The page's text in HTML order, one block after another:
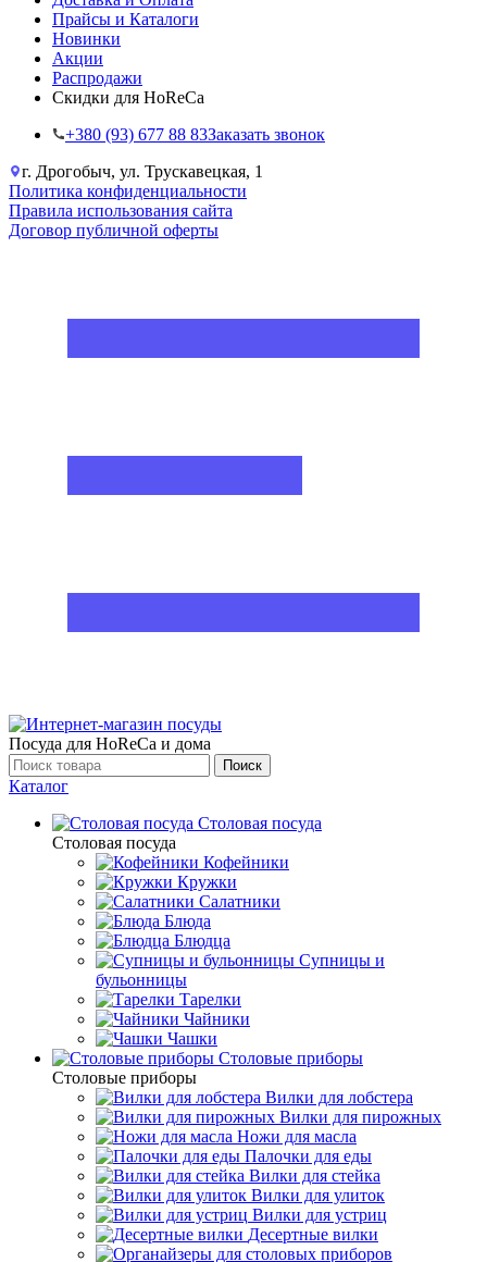
Прайсы и Каталоги
Новинки
Акции
Распродажи
Скидки для HoReCa
+38‎0 (93) 677 88 83Заказать звонок
г. Дрогобыч, ул. Трускавецкая, 1
Политика конфиденциальности
Правила использования сайта
Договор публичной оферты
Посуда для HoReCa и дома
Поиск
Каталог
Столовая посуда
Столовая посуда
Кофейники
Кружки
Салатники
Блюда
Блюдца
Супницы и
бульонницы
Тарелки
Чайники
Чашки
Cтоловые приборы
Cтоловые приборы
Вилки для лобстера
Вилки для пирожных
Ножи для масла
Палочки для еды
Вилки для стейка
Вилки для улиток
Вилки для устриц
Десертные вилки